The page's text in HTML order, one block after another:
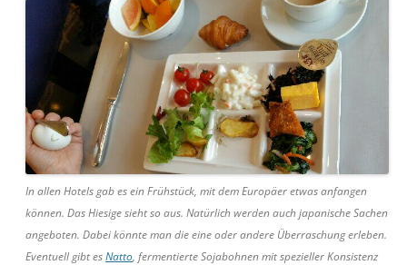
In allen Hotels gab es ein Frühstück, mit dem Europäer etwas anfangen
können. Das Hiesige sieht so aus. Natürlich werden auch japanische Sachen
angeboten. Dabei könnte man die eine oder andere Überraschung erleben.
Eventuell gibt esNatto, fermentierte Sojabohnen mit spezieller Konsistenz